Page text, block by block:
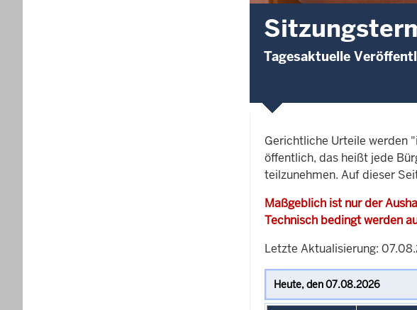
Tagesaktuelle
Gerichtliche Urteile werden
öffentlich, das heißt jede
teilzunehmen. Auf dieser
Maßgeblich ist nur der
Technisch bedingt werden
Letzte Aktualisierung: